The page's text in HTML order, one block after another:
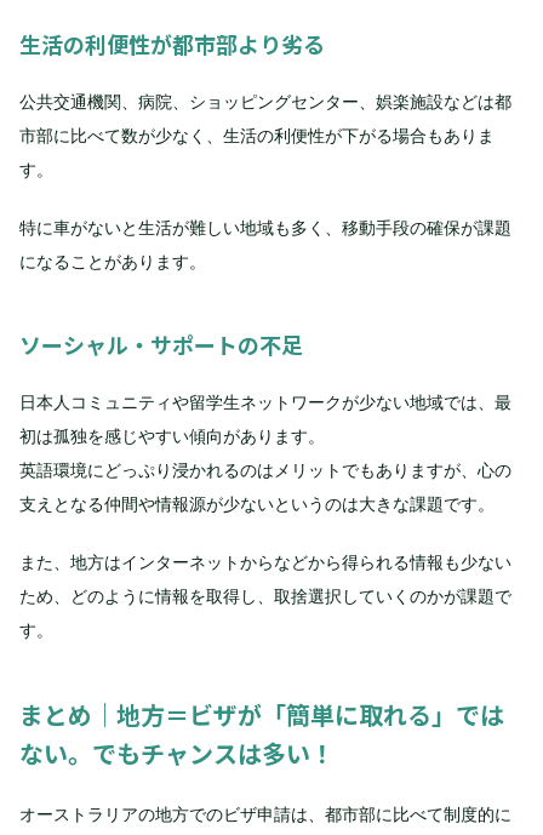
生活の利便性が都市部より劣る
公共交通機関、病院、ショッピングセンター、娯楽施設などは都
市部に比べて数が少なく、生活の利便性が下がる場合もありま
す。
特に車がないと生活が難しい地域も多く、移動手段の確保が課題
になることがあります。
ソーシャル・サポートの不足
日本人コミュニティや留学生ネットワークが少ない地域では、最
初は孤独を感じやすい傾向があります。
英語環境にどっぷり浸かれるのはメリットでもありますが、心の
支えとなる仲間や情報源が少ないというのは大きな課題です。
また、地方はインターネットからなどから得られる情報も少ない
ため、どのように情報を取得し、取捨選択していくのかが課題で
す。
まとめ｜地方＝ビザが「簡単に取れる」では
ない。でもチャンスは多い！
オーストラリアの地方でのビザ申請は、都市部に比べて制度的に